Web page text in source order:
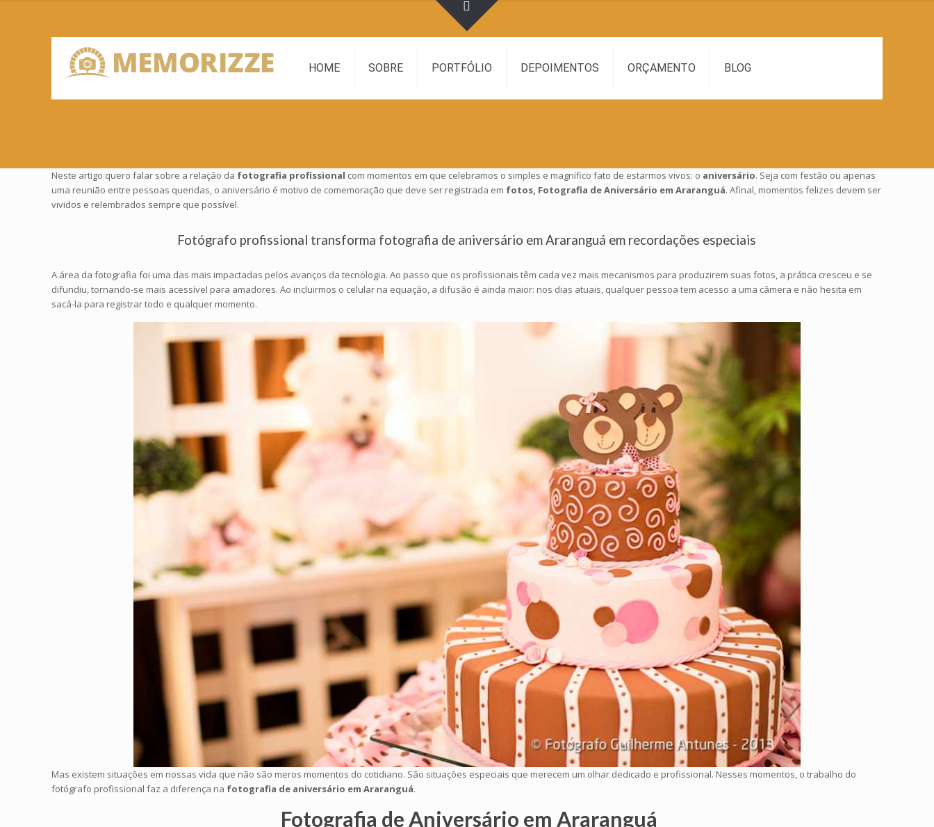
HOME SOBRE PORTFÓLIO DEPOIMENTOS ORÇAMENTO BLOG
Neste artigo quero falar sobre a relação da fotografia profissional com momentos em que celebramos o simples e magnífico fato de estarmos vivos: o aniversário. Seja com festão ou apenas
uma reunião entre pessoas queridas, o aniversário é motivo de comemoração que deve ser registrada em fotos, Fotografia de Aniversário em Araranguá. Afinal, momentos felizes devem ser
vividos e relembrados sempre que possível.
Fotógrafo profissional transforma fotografia de aniversário em Araranguá em recordações especiais
A área da fotografia foi uma das mais impactadas pelos avanços da tecnologia. Ao passo que os profissionais têm cada vez mais mecanismos para produzirem suas fotos, a prática cresceu e se
difundiu, tornando-se mais acessível para amadores. Ao incluirmos o celular na equação, a difusão é ainda maior: nos dias atuais, qualquer pessoa tem acesso a uma câmera e não hesita em
sacá-la para registrar todo e qualquer momento.
Mas existem situações em nossas vida que não são meros momentos do cotidiano. São situações especiais que merecem um olhar dedicado e profissional. Nesses momentos, o trabalho do
fotógrafo profissional faz a diferença na fotografia de aniversário em Araranguá.
Fotografia de Aniversário em Araranguá